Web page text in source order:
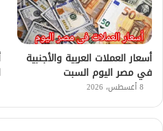
أسعار العملات العربية والأجنبية
في مصر اليوم السبت
8 أغسطس، 2026